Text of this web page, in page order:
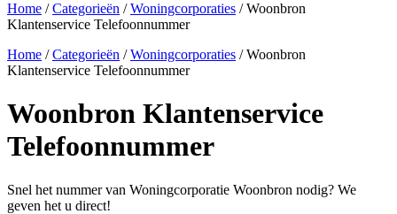
Home /Categorieën /Woningcorporaties /Woonbron
Klantenservice Telefoonnummer
Home /Categorieën /Woningcorporaties /Woonbron
Klantenservice Telefoonnummer
Woonbron Klantenservice
Telefoonnummer
Snel het nummer van Woningcorporatie Woonbron nodig? We
geven het u direct!